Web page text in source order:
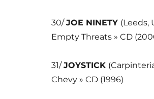
30/JOE NINETY (Leeds,
Empty Threats » CD
31/JOYSTICK
Chevy » CD (1996)